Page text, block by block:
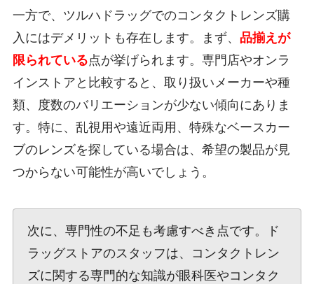
一方で、ツルハドラッグでのコンタクトレンズ購
入にはデメリットも存在します。まず、 品揃えが
限られている点が挙げられます。専門店やオンラ
インストアと比較すると、取り扱いメーカーや種
類、度数のバリエーションが少ない傾向にありま
す。特に、乱視用や遠近両用、特殊なベースカー
ブのレンズを探している場合は、希望の製品が見
つからない可能性が高いでしょう。
次に、専門性の不足も考慮すべき点です。ド
ラッグストアのスタッフは、コンタクトレン
ズに関する専門的な知識が眼科医やコンタク